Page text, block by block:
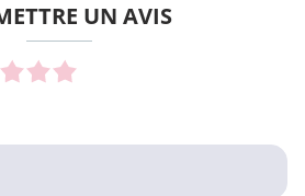
UN AVIS